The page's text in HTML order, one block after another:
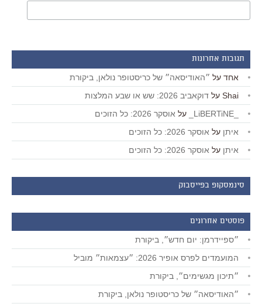
תגובות אחרונות
אחד על ״האודיסאה״ של כריסטופר נולאן, ביקורת
Shai על דוקאביב 2026: שש או שבע המלצות
על אוסקר 2026: כל הזוכים
איתן על אוסקר 2026: כל הזוכים
איתן על אוסקר 2026: כל הזוכים
סינמסקופ בפייסבוק
פוסטים אחרונים
״ספיידרמן: יום חדש״, ביקורת
המועמדים לפרס אופיר 2026: ״עצמאות״ מוביל
״תיכון מגשימים״, ביקורת
״האודיסאה״ של כריסטופר נולאן, ביקורת